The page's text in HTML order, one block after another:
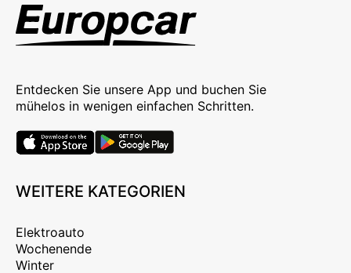
Entdecken Sie unsere App und buchen Sie
mühelos in wenigen einfachen Schritten.
WEITERE KATEGORIEN
Elektroauto
Wochenende
Winter